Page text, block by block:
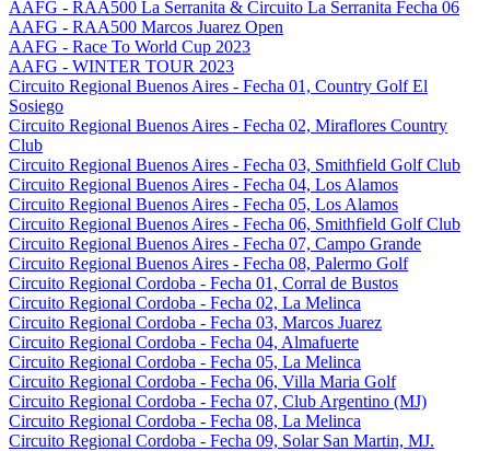
AAFG - RAA500 La Serranita & Circuito La Serranita Fecha 06
AAFG - RAA500 Marcos Juarez Open
AAFG - Race To World Cup 2023
AAFG - WINTER TOUR 2023
Circuito Regional Buenos Aires - Fecha 01, Country Golf El
Sosiego
Circuito Regional Buenos Aires - Fecha 02, Miraflores Country
Club
Circuito Regional Buenos Aires - Fecha 03, Smithfield Golf Club
Circuito Regional Buenos Aires - Fecha 04, Los Alamos
Circuito Regional Buenos Aires - Fecha 05, Los Alamos
Circuito Regional Buenos Aires - Fecha 06, Smithfield Golf Club
Circuito Regional Buenos Aires - Fecha 07, Campo Grande
Circuito Regional Buenos Aires - Fecha 08, Palermo Golf
Circuito Regional Cordoba - Fecha 01, Corral de Bustos
Circuito Regional Cordoba - Fecha 02, La Melinca
Circuito Regional Cordoba - Fecha 03, Marcos Juarez
Circuito Regional Cordoba - Fecha 04, Almafuerte
Circuito Regional Cordoba - Fecha 05, La Melinca
Circuito Regional Cordoba - Fecha 06, Villa Maria Golf
Circuito Regional Cordoba - Fecha 07, Club Argentino (MJ)
Circuito Regional Cordoba - Fecha 08, La Melinca
Circuito Regional Cordoba - Fecha 09, Solar San Martin, MJ.